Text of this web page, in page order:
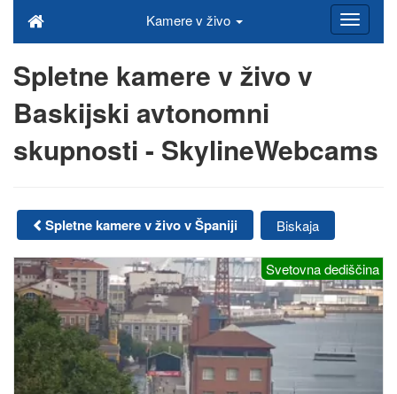
Kamere v živo
Spletne kamere v živo v
Baskijski avtonomni
skupnosti - SkylineWebcams
Spletne kamere v živo v Španiji Biskaja
Svetovna dediščina